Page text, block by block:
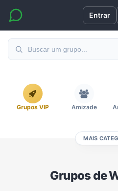
Entrar
Grupos VIP Amizade
MAIS
Grupos de